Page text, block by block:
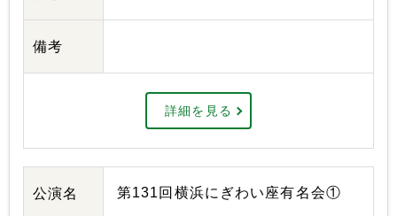
備考
詳細を見る
公演名 第131回横浜にぎわい座有名会①